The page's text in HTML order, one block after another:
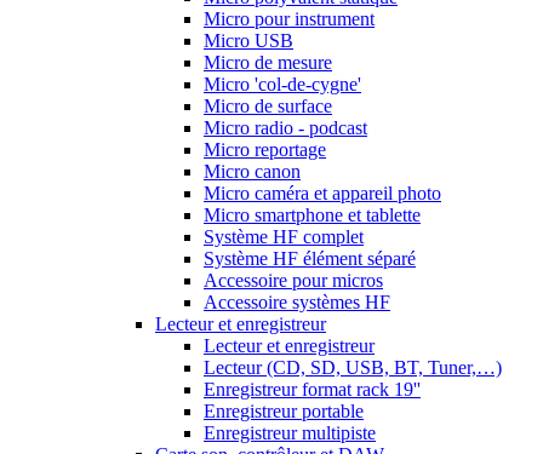
Micro pour instrument
Micro USB
Micro de mesure
Micro 'col-de-cygne'
Micro de surface
Micro radio - podcast
Micro reportage
Micro canon
Micro caméra et appareil photo
Micro smartphone et tablette
Système HF complet
Système HF élément séparé
Accessoire pour micros
Accessoire systèmes HF
Lecteur et enregistreur
Lecteur et enregistreur
Lecteur (CD, SD, USB, BT, Tuner,…)
Enregistreur format rack 19''
Enregistreur portable
Enregistreur multipiste